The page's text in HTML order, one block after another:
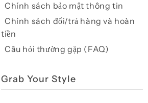
Chính sách bảo mật thông tin
Chính sách đổi/trả hàng và hoàn
tiền
Câu hỏi thường gặp (FAQ)
Grab Your Style